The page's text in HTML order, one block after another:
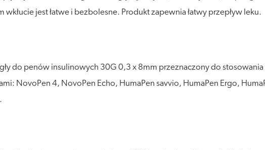
jest łatwe i bezbolesne. Produkt zapewnia łatwy przepływ leku.
do penów insulinowych 30G 0,3 x 8mm przeznaczony do
NovoPen 4, NovoPen Echo, HumaPen savvio, HumaPen Ergo,